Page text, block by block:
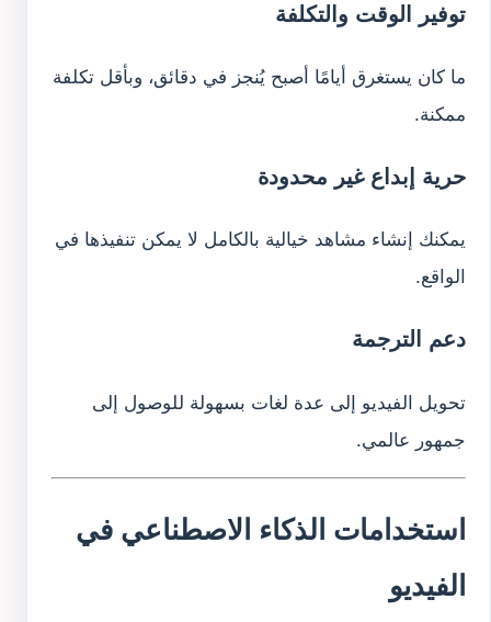
توفير الوقت والتكلفة
ما كان يستغرق أيامًا أصبح يُنجز في دقائق، وبأقل تكلفة
ممكنة.
حرية إبداع غير محدودة
يمكنك إنشاء مشاهد خيالية بالكامل لا يمكن تنفيذها في
الواقع.
دعم الترجمة
تحويل الفيديو إلى عدة لغات بسهولة للوصول إلى
جمهور عالمي.
استخدامات الذكاء الاصطناعي في
الفيديو